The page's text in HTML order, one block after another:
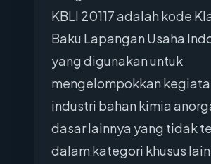
KBLI 20117 adalah kode
Baku Lapangan Usaha
yang digunakan untuk
mengelompokkan
industri bahan kimia
dasar lainnya yang tidak
dalam kategori khusus